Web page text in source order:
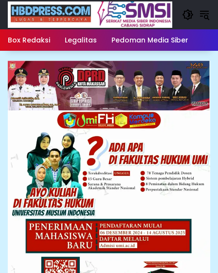
Langsung
konten
Box Redaksi Legalitas Pedoman Media Siber